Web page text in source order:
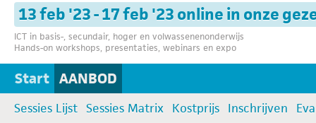
13 feb '23 - 17 feb '23 online in onze
ICT in basis-, secundair, hoger en volwassenenonderwijs
Hands-on workshops, presentaties, webinars en expo
Start AANBOD
Sessies Lijst Sessies Matrix Kostprijs Inschrijven